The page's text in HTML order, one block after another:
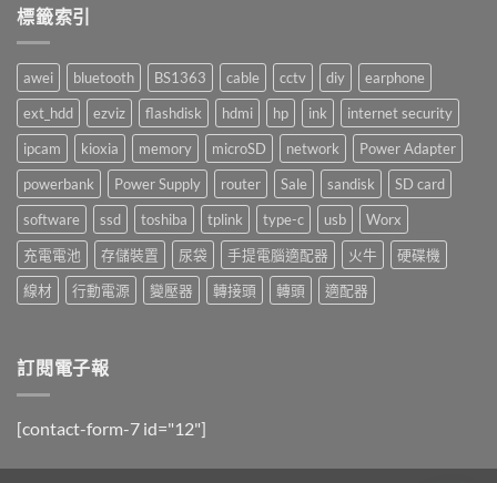
中
標籤索引
awei bluetooth BS1363 cable cctv diy
earphone
ext_hdd
ezviz flashdisk hdmi hp ink
internet security
ipcam
kioxia memory microSD network
Power Adapter
powerbank
Power Supply router Sale sandisk
SD card
software
ssd toshiba tplink type-c usb
Worx
充電電池
存儲裝置 尿袋 手提電腦適配器 火牛
硬碟機
線材
行動電源 變壓器 轉接頭 轉頭 適配器
訂閱電子報
[contact-form-7 id="12"]